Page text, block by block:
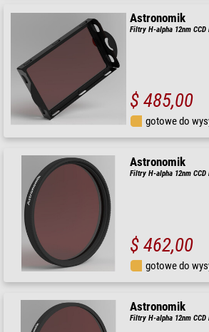
Astronomik
Filtry H-alpha 12nm CCD
$ 485,00
gotowe do
Astronomik
Filtry H-alpha 12nm CCD
$ 462,00
gotowe do
Astronomik
Filtry H-alpha 12nm CCD